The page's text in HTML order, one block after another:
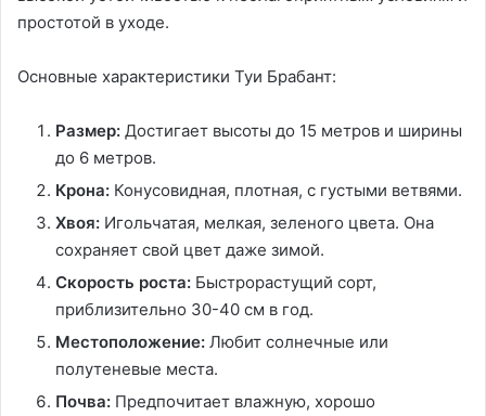
простотой в уходе.
Основные характеристики Туи Брабант:
Размер: Достигает высоты до 15 метров и ширины
до 6 метров.
Крона: Конусовидная, плотная, с густыми ветвями.
Хвоя: Игольчатая, мелкая, зеленого цвета. Она
сохраняет свой цвет даже зимой.
Скорость роста: Быстрорастущий сорт,
приблизительно 30-40 см в год.
Местоположение: Любит солнечные или
полутеневые места.
Почва: Предпочитает влажную, хорошо